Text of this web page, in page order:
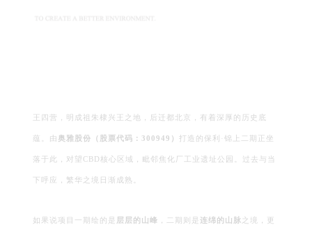
王四营，明成祖朱棣兴王之地，后迁都北京，有着深厚的历史底
蕴。由 奥雅股份（股票代码：300949） 打造的保利·锦上二期正坐
落于此，对望CBD核心区域，毗邻焦化厂工业遗址公园。过去与当
下呼应，繁华之境日渐成熟。
如果说项目一期绘的是 层层的山峰 ，二期则是连绵的山脉 之境，更